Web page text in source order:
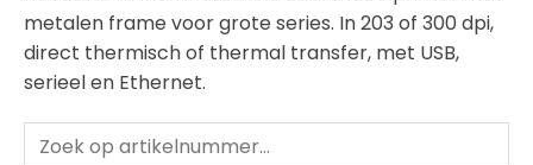
metalen frame voor grote series. In 203 of 300 dpi,
direct thermisch of thermal transfer, met USB,
serieel en Ethernet.